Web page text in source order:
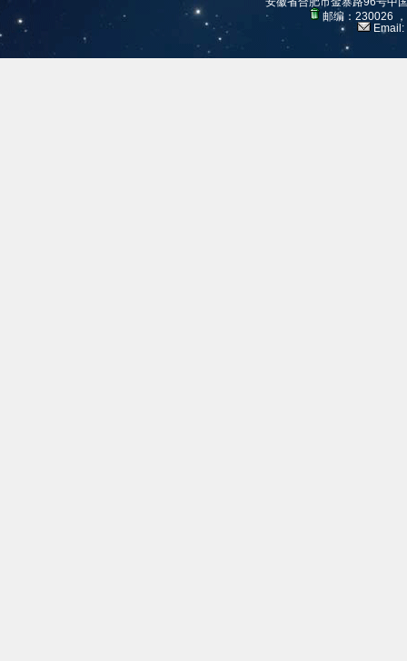
邮编：230026
Email: